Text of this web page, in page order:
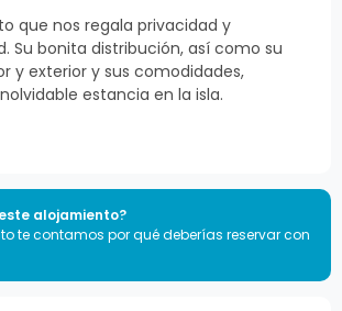
que nos regala privacidad y
Su bonita distribución, así como su
y exterior y sus comodidades,
estancia en la isla.
alojamiento?
te contamos por qué deberías reservar con